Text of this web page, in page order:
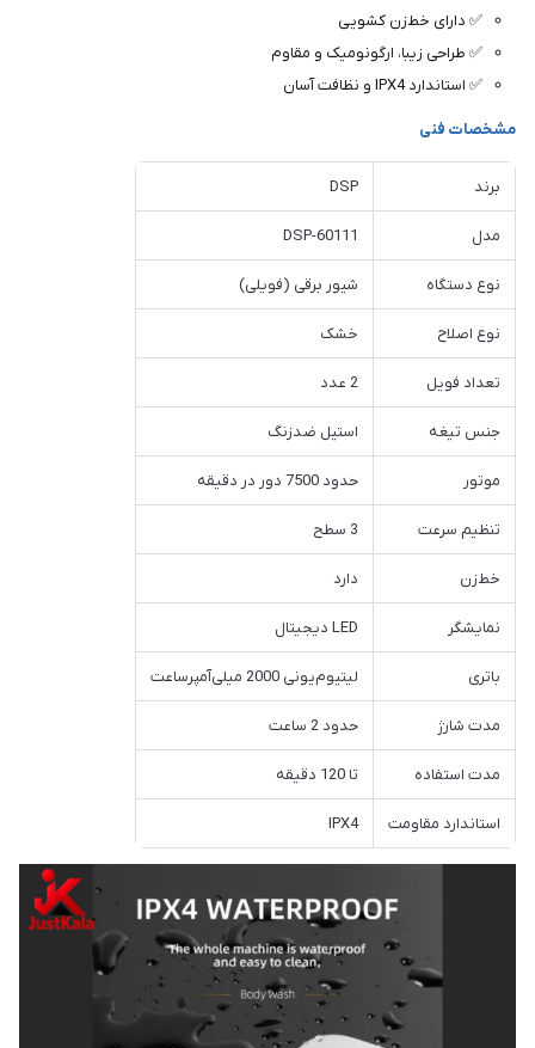
✅ دارای خط‌زن کشویی
✅ طراحی زیبا، ارگونومیک و مقاوم
✅ استاندارد IPX4 و نظافت آسان
مشخصات فنی
برند DSP
مدل DSP-60111
نوع دستگاه شیور برقی (فویلی)
نوع اصلاح خشک
تعداد فویل 2 عدد
جنس تیغه استیل ضدزنگ
موتور حدود 7500 دور در دقیقه
تنظیم سرعت 3 سطح
خط‌زن دارد
نمایشگر LED دیجیتال
باتری لیتیوم‌یونی 2000 میلی‌آمپرساعت
مدت شارژ حدود 2 ساعت
مدت استفاده تا 120 دقیقه
استاندارد مقاومت IPX4